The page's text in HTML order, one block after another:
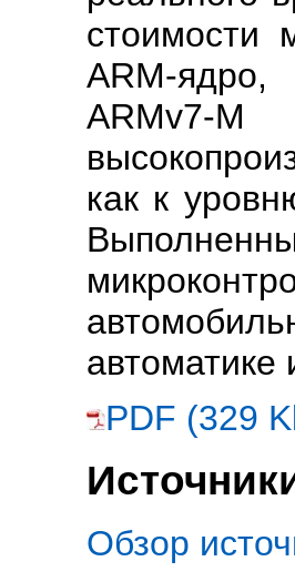
стоимости
ARM-
ARMv7-M
как к
автоматике
PDF (329
Обзор